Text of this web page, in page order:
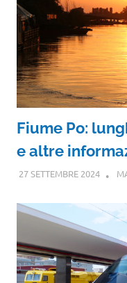
Fiume Po:
e altre
27 SETTEMBRE 2024